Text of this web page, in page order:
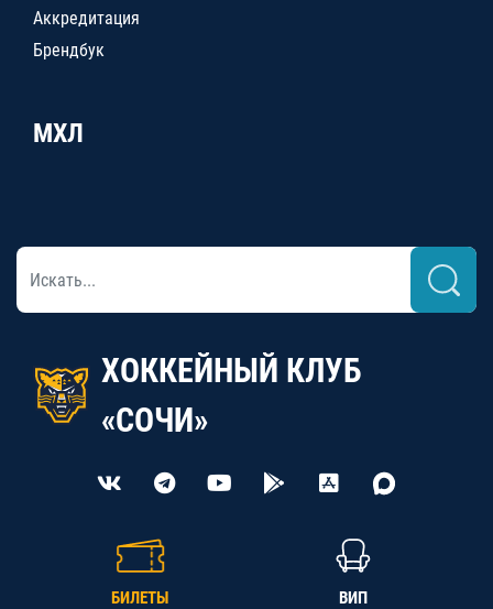
Аккредитация
Брендбук
МХЛ
ХОККЕЙНЫЙ КЛУБ
«СОЧИ»
БИЛЕТЫ ВИП